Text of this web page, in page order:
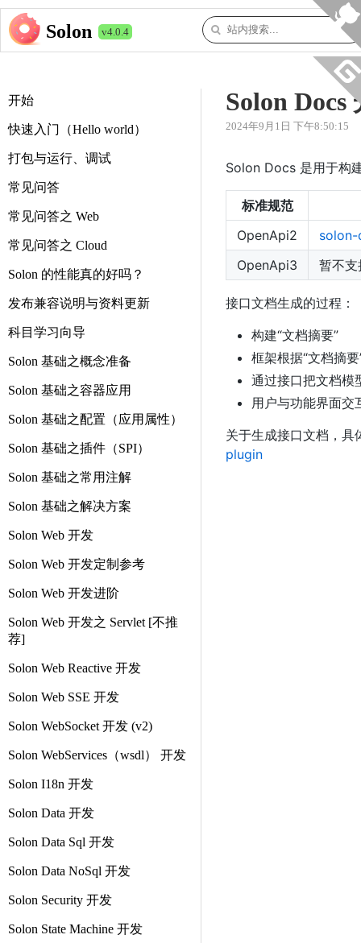
Solon v4.0.4
开始
快速入门（Hello world）
打包与运行、调试
常见问答
常见问答之 Web
常见问答之 Cloud
Solon 的性能真的好吗？
发布兼容说明与资料更新
科目学习向导
Solon 基础之概念准备
Solon 基础之容器应用
Solon 基础之配置（应用属性）
Solon 基础之插件（SPI）
Solon 基础之常用注解
Solon 基础之解决方案
Solon Web 开发
Solon Web 开发定制参考
Solon Web 开发进阶
Solon Web 开发之 Servlet [不推
荐]
Solon Web Reactive 开发
Solon Web SSE 开发
Solon WebSocket 开发 (v2)
Solon WebServices（wsdl） 开发
Solon I18n 开发
Solon Data 开发
Solon Data Sql 开发
Solon Data NoSql 开发
Solon Security 开发
Solon State Machine 开发
Solon Docs
2024年9月1日 下午8:50:15
Solon Docs 是用于构
标准规范
OpenApi2
OpenApi3
暂不支
接口文档生成的过程：
构建“文档摘要”
框架根据“文档摘
通过接口把文档模
用户与功能界面交
关于生成接口文档，具
plugin